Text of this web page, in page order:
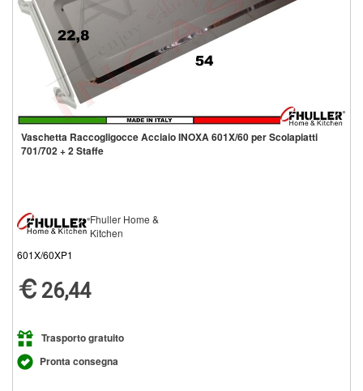
Vaschetta Raccogligocce Acciaio INOXA 601X/60 per Scolapiatti
701/702 + 2 Staffe
Fhuller Home &
Kitchen
601X/60XP1
26,44
Trasporto gratuito
Pronta consegna